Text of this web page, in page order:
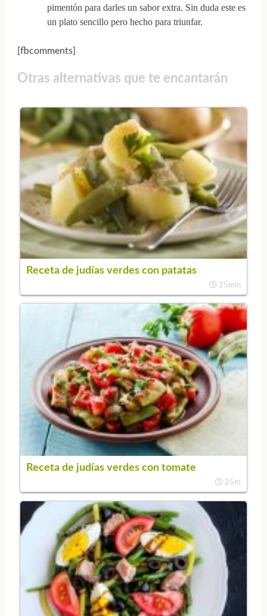
pimentón para darles un sabor extra. Sin duda este es
un plato sencillo pero hecho para triunfar.
[fbcomments]
Otras alternativas que te encantarán
Receta de judías verdes con patatas
25min
Receta de judías verdes con tomate
25m